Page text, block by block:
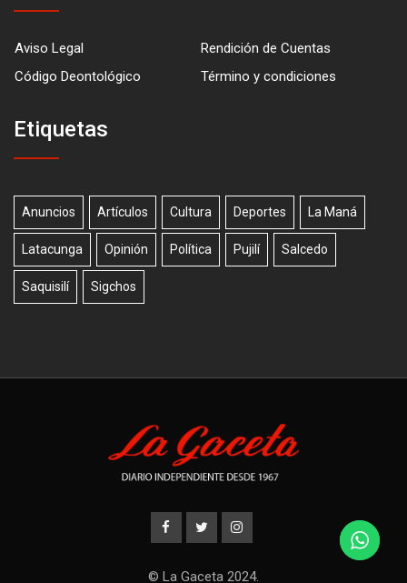
Aviso Legal
Rendición de Cuentas
Código Deontológico
Término y condiciones
Etiquetas
Anuncios Artículos Cultura Deportes La Maná
Latacunga Opinión Política Pujilí Salcedo
Saquisilí Sigchos
© La Gaceta 2024.